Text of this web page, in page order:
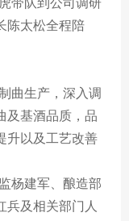
带队到 公司调研
陈太松全程陪
曲生产， 深入调
及基酒品质，品
升以及工艺改善
杨建军、酿造部
兵及相关部门人